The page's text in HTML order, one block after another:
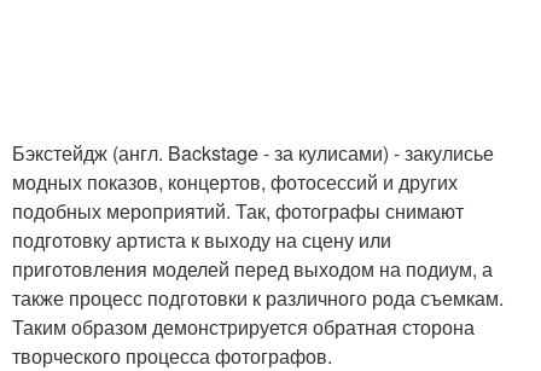
Бэкстейдж (англ. Backstage - за кулисами) - закулисье
модных показов, концертов, фотосессий и других
подобных мероприятий. Так, фотографы снимают
подготовку артиста к выходу на сцену или
приготовления моделей перед выходом на подиум, а
также процесс подготовки к различного рода съемкам.
Таким образом демонстрируется обратная сторона
творческого процесса фотографов.